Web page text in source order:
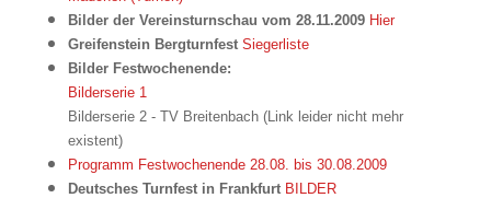
Bilder der Vereinsturnschau vom 28.11.2009 Hier
Greifenstein Bergturnfest Siegerliste
Bilder Festwochenende:
Bilderserie 1
Bilderserie 2 - TV Breitenbach (Link leider nicht mehr
existent)
Programm Festwochenende 28.08. bis 30.08.2009
Deutsches Turnfest in Frankfurt BILDER